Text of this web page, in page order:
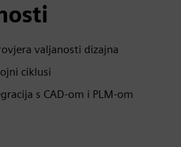
valjanosti dizajna
ciklusi
s CAD-om i PLM-om